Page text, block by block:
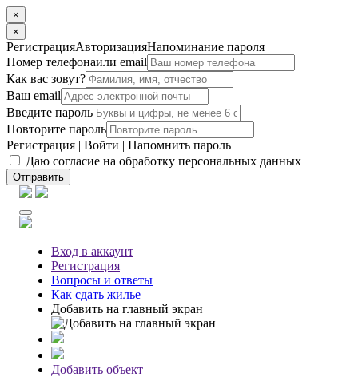
×
×
РегистрацияАвторизацияНапоминание пароля
Номер телефонаили email
Как вас зовут?
Ваш email
Введите пароль
Повторите пароль
Регистрация | Войти | Напомнить пароль
Даю согласие на обработку персональных данных
Отправить
Вход в аккаунт
Регистрация
Вопросы и ответы
Как сдать жилье
Добавить на главный экран
Добавить объект